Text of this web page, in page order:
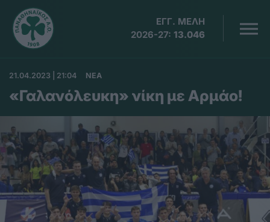
ΕΓΓ. ΜΕΛΗ
2026-27: 13.046
21.04.2023 | 21:04 ΝΕΑ
«Γαλανόλευκη» νίκη με Αρμάο!